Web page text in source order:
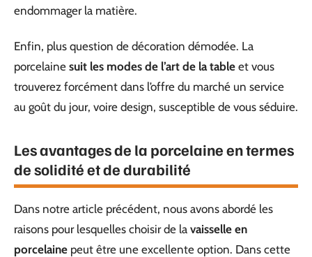
endommager la matière.
Enfin, plus question de décoration démodée. La
porcelaine suit les modes de l’art de la table et vous
trouverez forcément dans l’offre du marché un service
au goût du jour, voire design, susceptible de vous séduire.
Les avantages de la porcelaine en termes
de solidité et de durabilité
Dans notre article précédent, nous avons abordé les
raisons pour lesquelles choisir de la vaisselle en
porcelaine peut être une excellente option. Dans cette